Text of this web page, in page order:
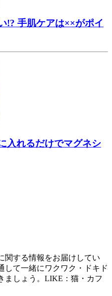
!? 手肌ケアは××がポイ
入れるだけでマグネシ
関する情報をお届けしてい
して一緒にワクワク・ドキド
ましょう。LIKE：猫・カフ